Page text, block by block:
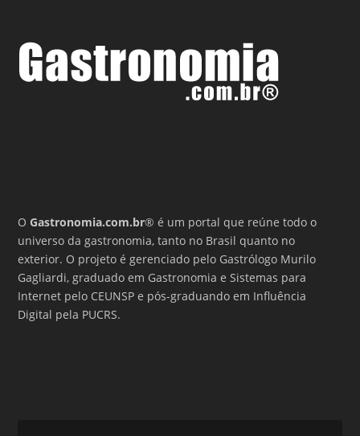
OGastronomia.com.br® é um portal que reúne todo o
universo da gastronomia, tanto no Brasil quanto no
exterior. O projeto é gerenciado pelo Gastrólogo Murilo
Gagliardi, graduado em Gastronomia e Sistemas para
Internet pelo CEUNSP e pós-graduando em Influência
Digital pela PUCRS.